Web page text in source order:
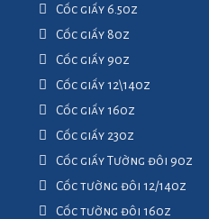
Cốc giấy 6.5oz
Cốc giấy 8oz
Cốc giấy 9oz
Cốc giấy 12\14oz
Cốc giấy 16oz
Cốc giấy 23oz
Cốc giấy Tường đôi 9oz
Cốc tường đôi 12/14oz
Cốc tường đôi 16oz